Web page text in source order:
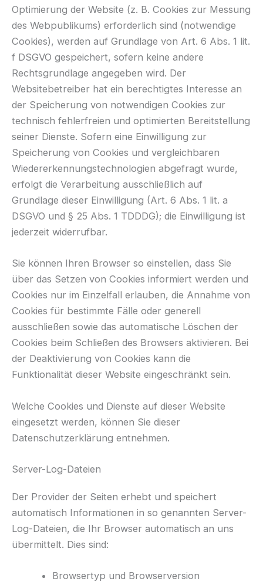
Optimierung der Website (z. B. Cookies zur Messung
des Webpublikums) erforderlich sind (notwendige
Cookies), werden auf Grundlage von Art. 6 Abs. 1 lit.
f DSGVO gespeichert, sofern keine andere
Rechtsgrundlage angegeben wird. Der
Websitebetreiber hat ein berechtigtes Interesse an
der Speicherung von notwendigen Cookies zur
technisch fehlerfreien und optimierten Bereitstellung
seiner Dienste. Sofern eine Einwilligung zur
Speicherung von Cookies und vergleichbaren
Wiedererkennungstechnologien abgefragt wurde,
erfolgt die Verarbeitung ausschließlich auf
Grundlage dieser Einwilligung (Art. 6 Abs. 1 lit. a
DSGVO und § 25 Abs. 1 TDDDG); die Einwilligung ist
jederzeit widerrufbar.
Sie können Ihren Browser so einstellen, dass Sie
über das Setzen von Cookies informiert werden und
Cookies nur im Einzelfall erlauben, die Annahme von
Cookies für bestimmte Fälle oder generell
ausschließen sowie das automatische Löschen der
Cookies beim Schließen des Browsers aktivieren. Bei
der Deaktivierung von Cookies kann die
Funktionalität dieser Website eingeschränkt sein.
Welche Cookies und Dienste auf dieser Website
eingesetzt werden, können Sie dieser
Datenschutzerklärung entnehmen.
Server-Log-Dateien
Der Provider der Seiten erhebt und speichert
automatisch Informationen in so genannten Server-
Log-Dateien, die Ihr Browser automatisch an uns
übermittelt. Dies sind:
Browsertyp und Browserversion